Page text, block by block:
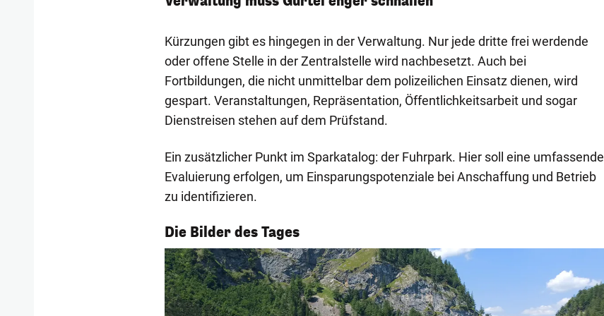
Kürzungen gibt es hingegen in der Verwaltung. Nur jede dritte frei werdende
oder offene Stelle in der Zentralstelle wird nachbesetzt. Auch bei
Fortbildungen, die nicht unmittelbar dem polizeilichen Einsatz dienen, wird
gespart. Veranstaltungen, Repräsentation, Öffentlichkeitsarbeit und sogar
Dienstreisen stehen auf dem Prüfstand.
Ein zusätzlicher Punkt im Sparkatalog: der Fuhrpark. Hier soll eine umfassende
Evaluierung erfolgen, um Einsparungspotenziale bei Anschaffung und Betrieb
zu identifizieren.
Die Bilder des Tages
1/55